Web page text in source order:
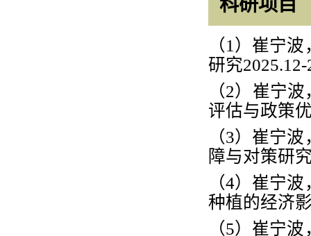
科研项目
（1 ） 崔宁波
研究2025.12-
（2） 崔宁波
评估与政策
（3）崔宁波
障与对策研
（4）崔宁波
种植的经济
（5）崔宁波